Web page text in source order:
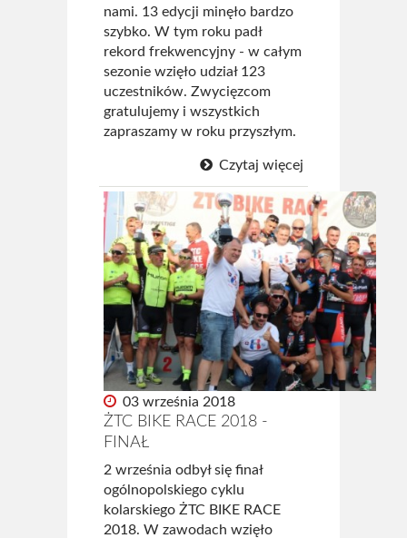
Kontakt
nami. 13 edycji minęło bardzo
szybko. W tym roku padł
rekord frekwencyjny - w całym
sezonie wzięło udział 123
uczestników. Zwycięzcom
gratulujemy i wszystkich
zapraszamy w roku przyszłym.
Czytaj więcej
03 września 2018
ŻTC BIKE RACE 2018 -
FINAŁ
2 września odbył się finał
ogólnopolskiego cyklu
kolarskiego ŻTC BIKE RACE
2018. W zawodach wzięło